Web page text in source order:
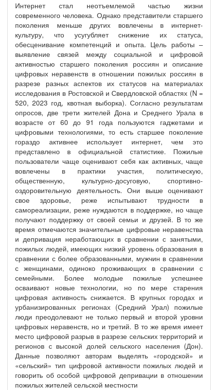
Интернет стал неотъемлемой частью жизни
современного человека. Однако представители старшего
поколения меньше других вовлечены в интернет-
культуру, что усугубляет снижение их статуса,
обесценивание компетенций и опыта. Цель работы –
выявление связей между социальной и цифровой
активностью старшего поколения россиян и описание
цифровых неравенств в отношении пожилых россиян в
разрезе разных аспектов их статусов на материалах
исследования в Ростовской и Свердловской областях (N =
520, 2023 год, квотная выборка). Согласно результатам
опросов, две трети жителей Дона и Среднего Урала в
возрасте от 60 до 91 года пользуются гаджетами и
цифровыми технологиями, то есть старшее поколение
гораздо активнее использует интернет, чем это
представлено в официальной статистике. Пожилые
пользователи чаще оценивают себя как активных, чаще
вовлечены в практики участия, политическую,
общественную, культурно-досуговую, спортивно-
оздоровительную деятельность. Они выше оценивают
свое здоровье, реже испытывают трудности в
самореализации, реже нуждаются в поддержке, но чаще
получают поддержку от своей семьи и друзей. В то же
время отмечаются значительные цифровые неравенства
и депривация неработающих в сравнении с занятыми,
пожилых людей, имеющих низкий уровень образования в
сравнении с более образованными, мужчин в сравнении
с женщинами, одиноко проживающих в сравнении с
семейными. Более молодые пожилые успешнее
осваивают новые технологии, но по мере старения
цифровая активность снижается. В крупных городах и
урбанизированных регионах (Средний Урал) пожилые
люди преодолевают не только первый и второй уровни
цифровых неравенств, но и третий. В то же время имеет
место цифровой разрыв в разрезе сельских территорий и
регионов с высокой долей сельского населения (Дон).
Данные позволяют авторам выделять «городской» и
«сельский» тип цифровой активности пожилых людей и
говорить об особой цифровой депривации в отношении
пожилых жителей сельской местности